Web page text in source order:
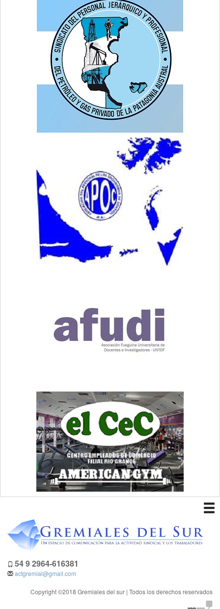
54 9 2964-616381
actgremial@gmail.com
Copyright ©2018 Gremiales del sur | Todos los derechos reservados